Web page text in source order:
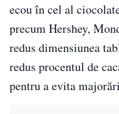
ecou în cel al
precum Hershey,
redus dimensiunea
redus procentul de
pentru a evita